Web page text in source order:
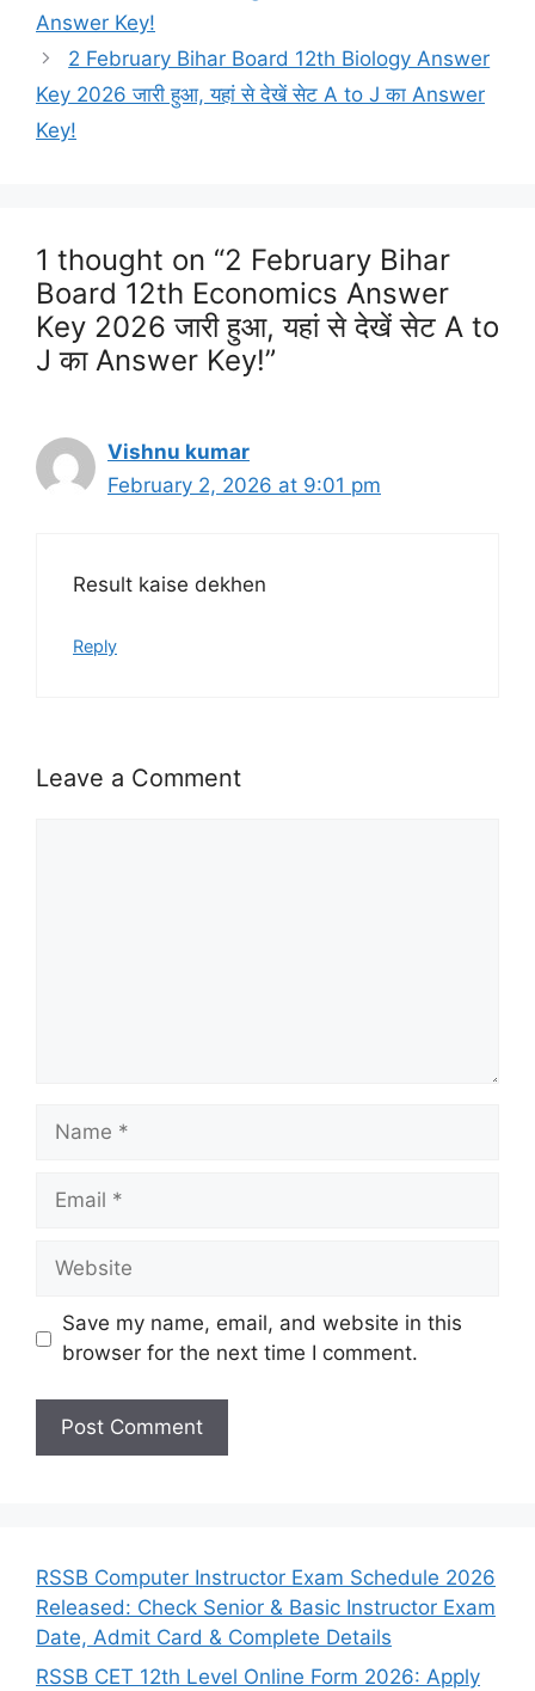
Answer Key!
2 February Bihar Board 12th Biology Answer
Key 2026 जारी हुआ, यहां से देखें सेट A to J का Answer
Key!
1 thought on “2 February Bihar
Board 12th Economics Answer
Key 2026 जारी हुआ, यहां से देखें सेट A to
J का Answer Key!”
Vishnu kumar
February 2, 2026 at 9:01 pm
Result kaise dekhen
Reply
Leave a Comment
Name
Email
Website
Save my name, email, and website in this
browser for the next time I comment.
RSSB Computer Instructor Exam Schedule 2026
Released: Check Senior & Basic Instructor Exam
Date, Admit Card & Complete Details
RSSB CET 12th Level Online Form 2026: Apply